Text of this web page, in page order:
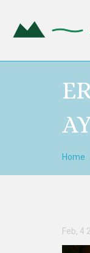
Home
Feb, 4